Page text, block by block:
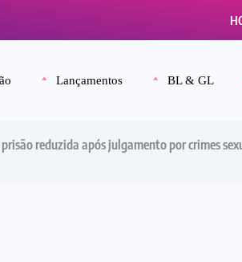
Lançamentos BL & GL
reduzida após julgamento por crimes